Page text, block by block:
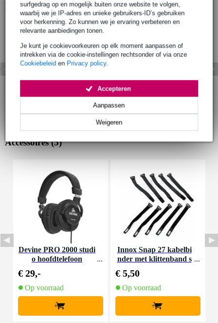
surfgedrag op en mogelijk buiten onze website te volgen,
waarbij we je IP-adres en unieke gebruikers-ID’s gebruiken
voor herkenning. Zo kunnen we je ervaring verbeteren en
relevante aanbiedingen tonen.
Je kunt je cookievoorkeuren op elk moment aanpassen of
intrekken via de cookie-instellingen rechtsonder of via onze
Cookiebeleid en Privacy policy.
Weigeren
Aanpassen
Accepteren
Bekijk ook eens (1)
Accessoires (5)
Devine PRO 2000 studi
o hoofdtelefoon
€ 29,-
Op voorraad
+
Innox Snap 27 kabelbi
nder met klittenband s
€ 5,50
Op voorraad
+